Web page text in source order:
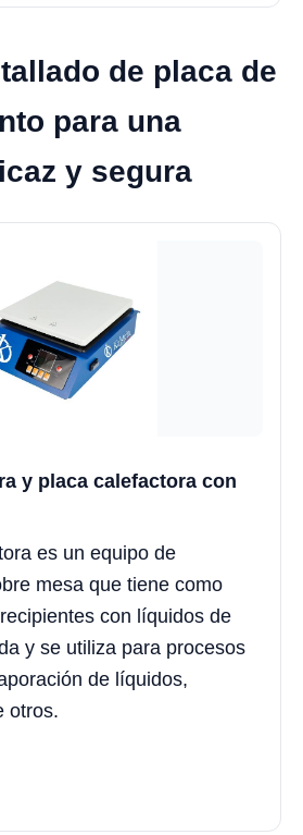
de placa de
para una
y segura
y placa calefactora con
es un equipo de
mesa que tiene como
con líquidos de
y se utiliza para procesos
de líquidos,
otros.